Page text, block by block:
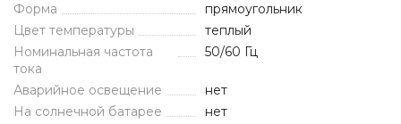
Форма
прямоугольник
Цвет температуры
теплый
Номинальная частота
тока
50/60 Гц
Аварийное освещение
нет
На солнечной батарее
нет